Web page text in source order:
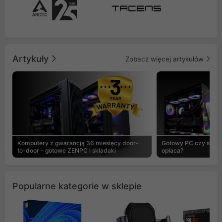
Artykuły Zobacz więcej artykułów
Komputery z gwarancją 36 miesięcy door-
to-door - gotowe ZENPC i składaki
Gotowy PC czy
opłaca?
Popularne kategorie w sklepie